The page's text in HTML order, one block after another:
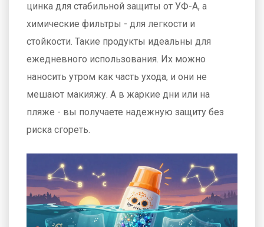
цинка для стабильной защиты от УФ-А, а
химические фильтры - для легкости и
стойкости. Такие продукты идеальны для
ежедневного использования. Их можно
наносить утром как часть ухода, и они не
мешают макияжу. А в жаркие дни или на
пляже - вы получаете надежную защиту без
риска сгореть.